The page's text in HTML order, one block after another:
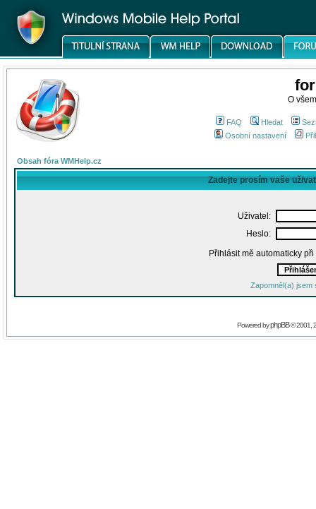
O
FAQ Hledat
Osobní nastavení
Obsah fóra WMHelp.cz
Zadejte prosím vaše
Uživatel:
Heslo:
Přihlásit mě automaticky
Zapomněl(a) jsem
Powered byphpBB© 2001,